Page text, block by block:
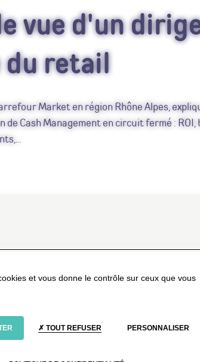
vue d'un
du retail
Market en région Rhône Alpes,
de Cash Management en circuit fermé : ROI,
et vous donne le contrôle sur ceux que vous
TOUT REFUSER PERSONNALISER